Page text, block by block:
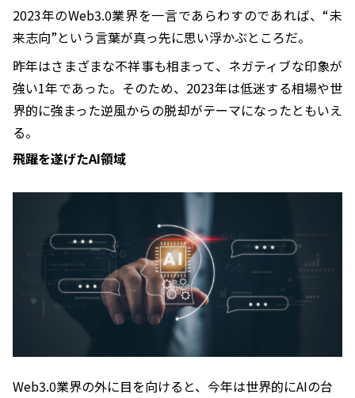
2023年のWeb3.0業界を一言であらわすのであれば、“未
来志向”という言葉が真っ先に思い浮かぶところだ。
昨年はさまざまな不祥事も相まって、ネガティブな印象が
強い1年であった。そのため、2023年は低迷する相場や世
界的に強まった逆風からの脱却がテーマになったともいえ
る。
飛躍を遂げたAI領域
Web3.0業界の外に目を向けると、今年は世界的にAIの台